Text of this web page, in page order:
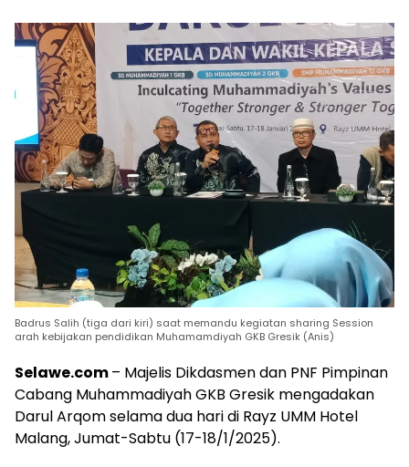
Badrus Salih (tiga dari kiri) saat memandu kegiatan sharing Session
arah kebijakan pendidikan Muhamamdiyah GKB Gresik (Anis)
Selawe.com– Majelis Dikdasmen dan PNF Pimpinan
Cabang Muhammadiyah GKB Gresik mengadakan
Darul Arqom selama dua hari di Rayz UMM Hotel
Malang, Jumat-Sabtu (17-18/1/2025).